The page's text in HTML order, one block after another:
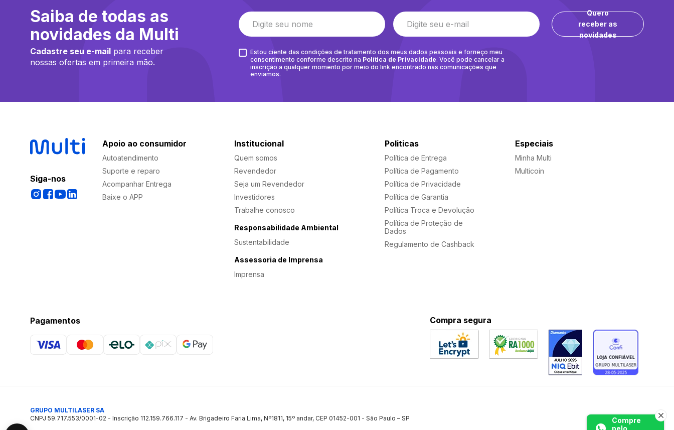
Compre
pelo
Saiba de todas as
novidades da Multi
Cadastre seu e-mail para receber
nossas ofertas em primeira mão.
Quero
receber as
novidades
Estou ciente das condições de tratamento dos meus dados pessoais e forneço meu
consentimento conforme descrito na Política de Privacidade. Você pode cancelar a
inscrição a qualquer momento por meio do link encontrado nas comunicações que
enviamos.
Siga-nos
Apoio ao consumidor
Autoatendimento
Suporte e reparo
Acompanhar Entrega
Baixe o APP
Institucional
Quem somos
Revendedor
Seja um Revendedor
Investidores
Trabalhe conosco
Responsabilidade Ambiental
Sustentabilidade
Assessoria de Imprensa
Imprensa
Politicas
Política de Entrega
Política de Pagamento
Política de Privacidade
Política de Garantia
Política Troca e Devolução
Política de Proteção de
Dados
Regulamento de Cashback
Especiais
Minha Multi
Multicoin
Pagamentos Compra segura
GRUPO MULTILASER SA
CNPJ 59.717.553/0001-02 - Inscrição 112.159.766.117 - Av. Brigadeiro Faria Lima, Nº1811, 15º andar, CEP 01452-001 - São Paulo – SP